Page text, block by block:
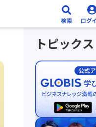
トピックス